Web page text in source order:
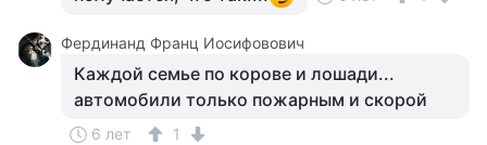
Фердинанд Франц Иосифовович
Каждой семье по корове и лошади...
автомобили только пожарным и скорой
6 лет 1